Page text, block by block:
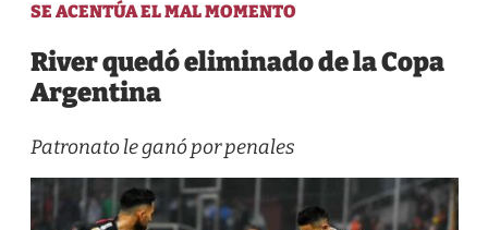
SE ACENTÚA EL MAL MOMENTO
River quedó eliminado de la Copa
Argentina
Patronato le ganó por penales